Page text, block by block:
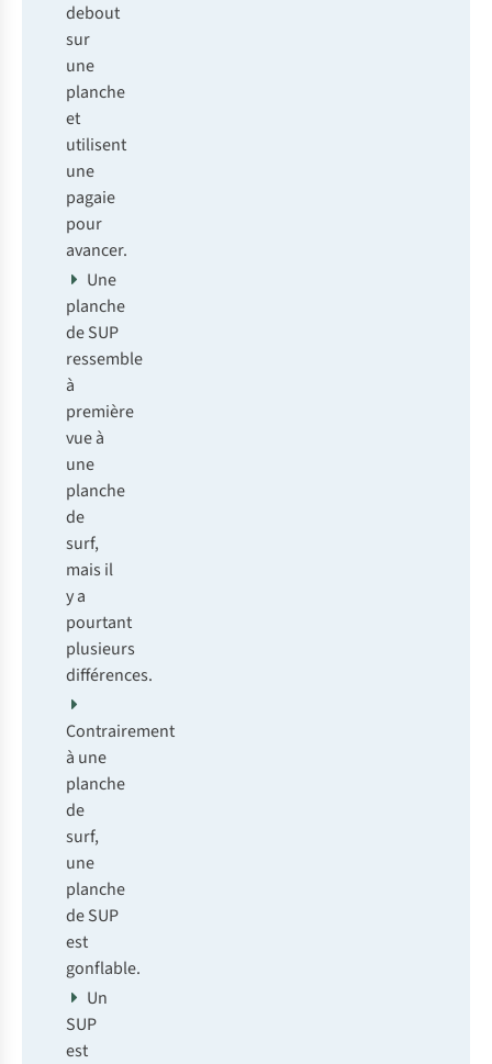
debout
sur
une
planche
et
utilisent
une
pagaie
pour
avancer.
Une
planche
de SUP
ressemble
à
première
vue à
une
planche
de
surf,
mais il
y a
pourtant
plusieurs
différences.
Contrairement
à une
planche
de
surf,
une
planche
de SUP
est
gonflable.
Un
SUP
est